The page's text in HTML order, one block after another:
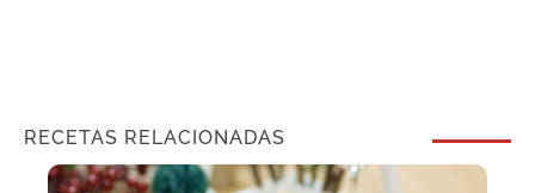
RECETAS RELACIONADAS